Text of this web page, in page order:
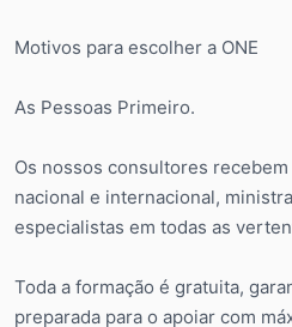
Motivos para escolher a ONE
As Pessoas Primeiro.
Os nossos consultores
nacional e internacional,
especialistas em todas as
Toda a formação é gratuita,
preparada para o apoiar com